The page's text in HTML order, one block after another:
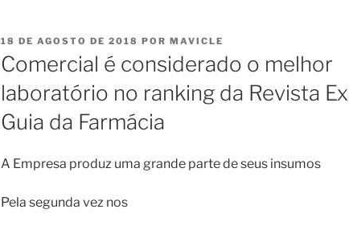
PUBLICADO
EM
18 DE AGOSTO DE 2018 POR MAVICLE
Comercial é considerado o melhor
laboratório no ranking da Revista
Guia da Farmácia
A Empresa produz uma grande parte de seus insumos
Pela segunda vez nos